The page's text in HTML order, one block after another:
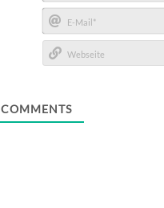
Name*
E-
Mail*
COMMENTS